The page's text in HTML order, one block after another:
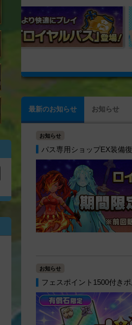
最新のお知らせ お知らせ
お知らせ
パス専用ショップEX装備
お知らせ
フェスポイント1500付き